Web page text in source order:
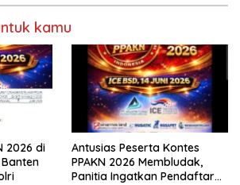
kamu
2026 di
Antusias Peserta Kontes
PPAKN 2026 Membludak,
Panitia Ingatkan Pendaftaran